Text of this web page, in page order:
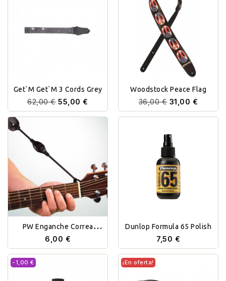
Get`m Get`m 3 Cords Grey
62,00 € 55,00 €
Woodstock Peace Flag
36,00 € 31,00 €
PW Enganche Correa
Acústica
6,00 €
Dunlop Formula 65 Polish
7,50 €
-1,00 € ¡En oferta!